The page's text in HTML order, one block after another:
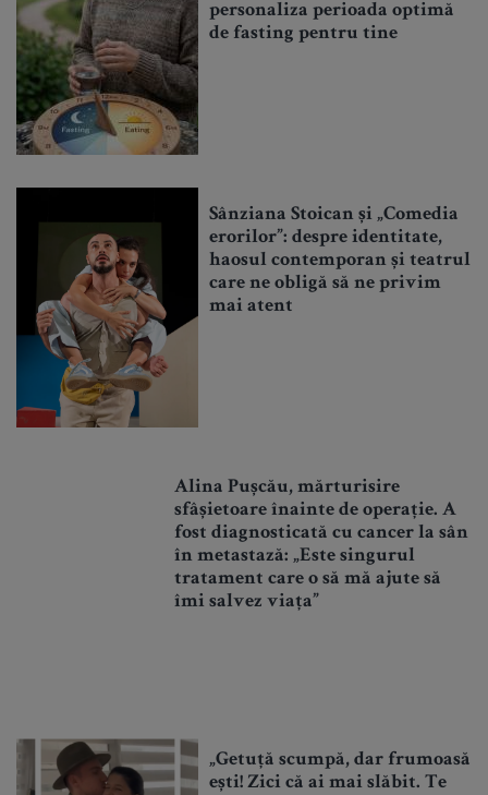
personaliza perioada optimă
de fasting pentru tine
Sânziana Stoican și „Comedia
erorilor”: despre identitate,
haosul contemporan și teatrul
care ne obligă să ne privim
mai atent
Alina Pușcău, mărturisire
sfâșietoare înainte de operație. A
fost diagnosticată cu cancer la sân
în metastază: „Este singurul
tratament care o să mă ajute să
îmi salvez viața”
„Getuță scumpă, dar frumoasă
ești! Zici că ai mai slăbit. Te